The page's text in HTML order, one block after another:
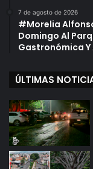
7 de agosto de 2026
#Morelia
Domingo Al
Gastronómica
ÚLTIMAS